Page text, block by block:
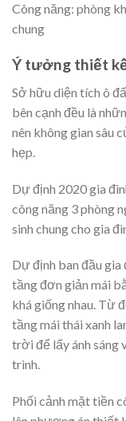
Công năng: phòng
chung
Ý tưởng thiết
Sở hữu diện tích ô
bên cạnh đều là
nên không gian sâu
hẹp.
Dự định 2020 gia
công năng 3 phòng
sinh chung cho gia
Dự định ban đầu gia
tầng đơn giản mái
khá giống nhau. Từ
tầng mái thái xanh
trời để lấy ánh sáng
trình.
Phối cảnh mặt tiền